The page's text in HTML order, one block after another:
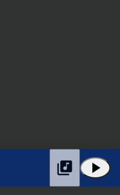
play_arrow
library_music